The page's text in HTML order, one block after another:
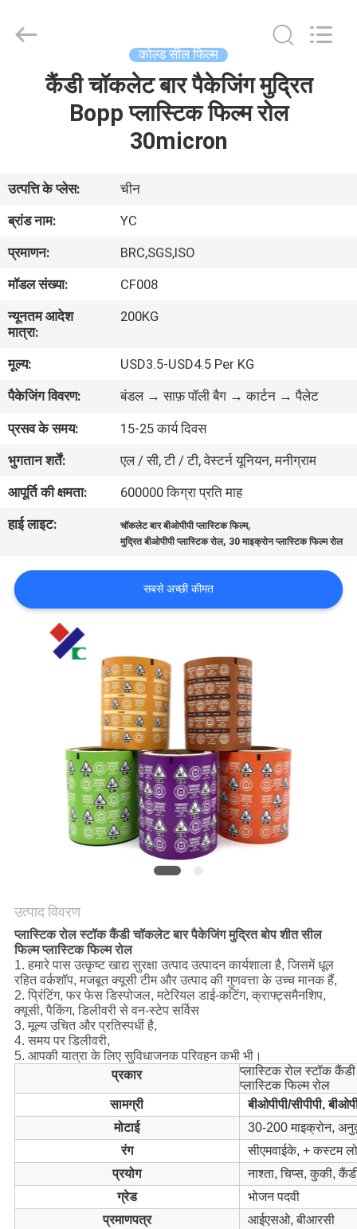
हमारे
बारे
में
कारखाना
भ्रमण
गुणवत्ता
नियंत्रण
संपर्क
करें
एक
की
विनती
PRIVACY
POLICY
Printing
कोल्ड सील फिल्म
कैंडी चॉकलेट बार पैकेजिंग मुद्रित
Bopp प्लास्टिक फिल्म रोल
30micron
उत्पत्ति के प्लेस:
चीन
ब्रांड नाम:
YC
प्रमाणन:
BRC,SGS,ISO
मॉडल संख्या:
CF008
न्यूनतम आदेश
मात्रा:
200KG
मूल्य:
USD3.5-USD4.5 Per KG
पैकेजिंग विवरण:
बंडल → साफ़ पॉली बैग → कार्टन → पैलेट
प्रसव के समय:
15-25 कार्य दिवस
भुगतान शर्तें:
एल / सी, टी / टी, वेस्टर्न यूनियन, मनीग्राम
आपूर्ति की क्षमता:
600000 किग्रा प्रति माह
हाई लाइट:
चॉकलेट बार बीओपीपी प्लास्टिक फिल्म,
मुद्रित बीओपीपी प्लास्टिक रोल, 30 माइक्रोन प्लास्टिक फिल्म रोल
सबसे अच्छी कीमत
उत्पाद विवरण
प्लास्टिक रोल स्टॉक कैंडी चॉकलेट बार पैकेजिंग मुद्रित बोप शीत सील
फिल्म प्लास्टिक फिल्म रोल
1. हमारे पास उत्कृष्ट खाद्य सुरक्षा उत्पाद उत्पादन कार्यशाला है, जिसमें धूल
रहित वर्कशॉप, मजबूत क्यूसी टीम और उत्पाद की गुणवत्ता के उच्च मानक हैं,
2. प्रिंटिंग, फर फेस डिस्पोजल, मटेरियल डाई-कटिंग, क्राफ्ट्समैनशिप,
क्यूसी, पैकिंग, डिलीवरी से वन-स्टेप सर्विस
3. मूल्य उचित और प्रतिस्पर्धी है,
4. समय पर डिलीवरी,
5. आपकी यात्रा के लिए सुविधाजनक परिवहन कभी भी।
प्रकार
प्लास्टिक रोल स्टॉक
प्लास्टिक फिल्म रोल
सामग्री
बीओपीपी/सीपीपी,
मोटाई
30-200 माइक्रोन,
रंग
सीएमवाईके, + कस्टम
प्रयोग
नाश्ता, चिप्स, कुकी,
ग्रेड
भोजन पदवी
प्रमाणपत्र
आईएसओ, बीआरसी